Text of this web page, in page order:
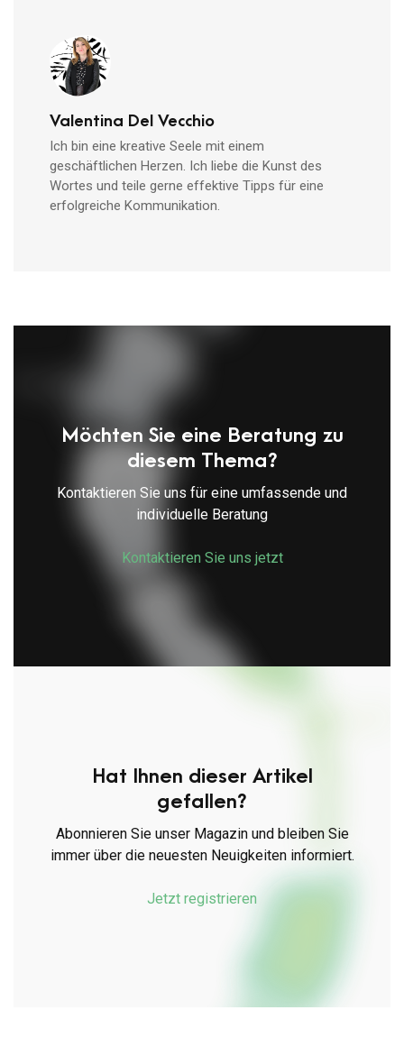
Valentina Del Vecchio
Ich bin eine kreative Seele mit einem
geschäftlichen Herzen. Ich liebe die Kunst des
Wortes und teile gerne effektive Tipps für eine
erfolgreiche Kommunikation.
Möchten Sie eine Beratung zu
diesem Thema?
Kontaktieren Sie uns für eine umfassende und
individuelle Beratung
Kontaktieren Sie uns jetzt
Hat Ihnen dieser Artikel
gefallen?
Abonnieren Sie unser Magazin und bleiben Sie
immer über die neuesten Neuigkeiten informiert.
Jetzt registrieren